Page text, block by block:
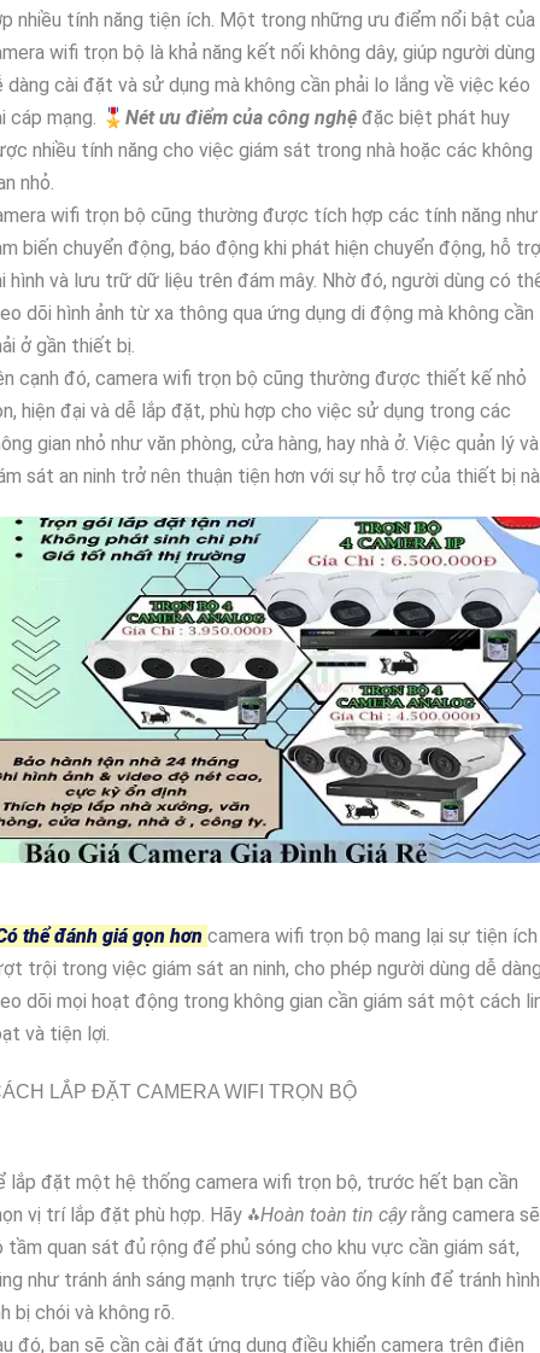
nhiều tính năng tiện ích. Một trong những ưu điểm nổi bật của
wifi trọn bộ là khả năng kết nối không dây, giúp người dùng
dàng cài đặt và sử dụng mà không cần phải lo lắng về việc kéo
cáp mạng. 🎖️ Nét ưu điểm của công nghệ đặc biệt phát huy
nhiều tính năng cho việc giám sát trong nhà hoặc các không
nhỏ.
wifi trọn bộ cũng thường được tích hợp các tính năng như
biến chuyển động, báo động khi phát hiện chuyển động, hỗ trợ
hình và lưu trữ dữ liệu trên đám mây. Nhờ đó, người dùng có
dõi hình ảnh từ xa thông qua ứng dụng di động mà không cần
ở gần thiết bị.
cạnh đó, camera wifi trọn bộ cũng thường được thiết kế nhỏ
hiện đại và dễ lắp đặt, phù hợp cho việc sử dụng trong các
gian nhỏ như văn phòng, cửa hàng, hay nhà ở. Việc quản lý và
sát an ninh trở nên thuận tiện hơn với sự hỗ trợ của thiết bị
thể đánh giá gọn hơn camera wifi trọn bộ mang lại sự tiện ích
trội trong việc giám sát an ninh, cho phép người dùng dễ
dõi mọi hoạt động trong không gian cần giám sát một cách
và tiện lợi.
LẮP ĐẶT CAMERA WIFI TRỌN BỘ
lắp đặt một hệ thống camera wifi trọn bộ, trước hết bạn cần
vị trí lắp đặt phù hợp. Hãy ⁂Hoàn toàn tin cậyrằng camera sẽ
tầm quan sát đủ rộng để phủ sóng cho khu vực cần giám sát,
như tránh ánh sáng mạnh trực tiếp vào ống kính để tránh hình
bị chói và không rõ.
đó, bạn sẽ cần cài đặt ứng dụng điều khiển camera trên điện